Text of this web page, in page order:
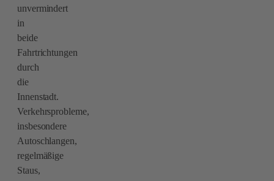
unvermindert
in
beide
Fahrtrichtungen
durch
die
Innenstadt.
Verkehrsprobleme,
insbesondere
Autoschlangen,
regelmäßige
Staus,